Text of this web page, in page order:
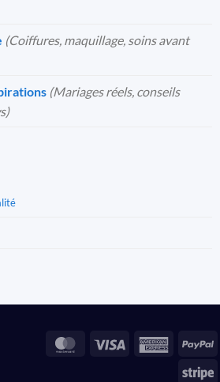
(Coiffures, maquillage, soins avant
(Mariages réels, conseils
MasterCard
Visa
American